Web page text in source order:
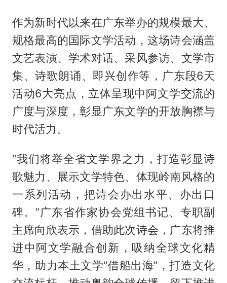
作为新时代以来在广东举办的规模最大、
规格最高的国际文学活动，这场诗会涵盖
文艺表演、学术对话、采风参访、文学市
集、诗歌朗诵、即兴创作等，广东段6天
活动6大亮点，立体呈现中阿文学交流的
广度与深度，彰显广东文学的开放胸襟与
时代活力。
“我们将举全省文学界之力，打造彰显诗
歌魅力、展示文学特色、体现岭南风格的
一系列活动，把诗会办出水平、办出口
碑。”广东省作家协会党组书记、专职副
主席向欣表示，借助此次诗会，广东将推
进中阿文学融合创新，吸纳全球文化精
华，助力本土文学“借船出海”，打造文化